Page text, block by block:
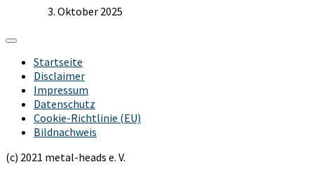
3. Oktober 2025
Startseite
Disclaimer
Impressum
Datenschutz
Cookie-Richtlinie (EU)
Bildnachweis
(c) 2021 metal-heads e. V.